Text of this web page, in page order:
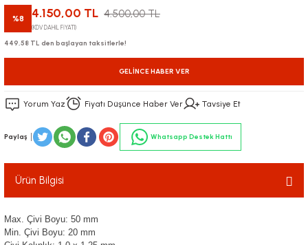
%8 4.150,00 TL 4.500,00 TL
(KDV DAHİL FİYATI)
449,58 TL den başlayan taksitlerle!
GELINCE HABER VER
Yorum Yaz Fiyatı Düşünce Haber Ver Tavsiye Et
Paylaş Whatsapp Destek Hattı
Ürün Bilgisi
Max. Çivi Boyu: 50 mm
Min. Çivi Boyu: 20 mm